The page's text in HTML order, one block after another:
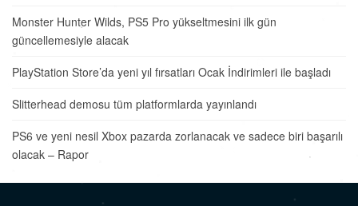
Monster Hunter Wilds, PS5 Pro yükseltmesini ilk gün
güncellemesiyle alacak
PlayStation Store’da yeni yıl fırsatları Ocak İndirimleri ile başladı
Slitterhead demosu tüm platformlarda yayınlandı
PS6 ve yeni nesil Xbox pazarda zorlanacak ve sadece biri başarılı
olacak – Rapor